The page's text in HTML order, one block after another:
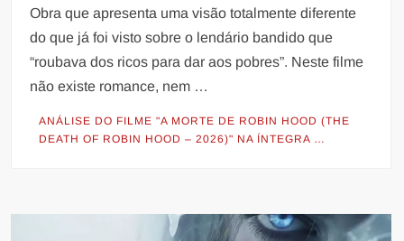
Obra que apresenta uma visão totalmente diferente
do que já foi visto sobre o lendário bandido que
“roubava dos ricos para dar aos pobres”. Neste filme
não existe romance, nem …
ANÁLISE DO FILME "A MORTE DE ROBIN HOOD (THE
DEATH OF ROBIN HOOD – 2026)" NA ÍNTEGRA …